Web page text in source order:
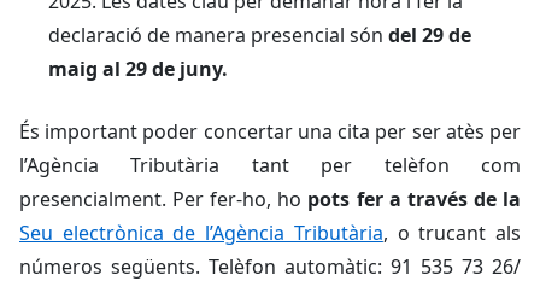
declaració de manera presencial són del 29 de
maig al 29 de juny.
És important poder concertar una cita per ser atès per
l’Agència Tributària tant per telèfon com
presencialment. Per fer-ho, ho pots fer a través de la
Seu electrònica de l’Agència Tributària, o trucant als
números següents. Telèfon automàtic: 91 535 73 26/